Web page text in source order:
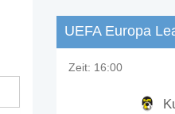
UEFA Europa
Zeit: 16:00